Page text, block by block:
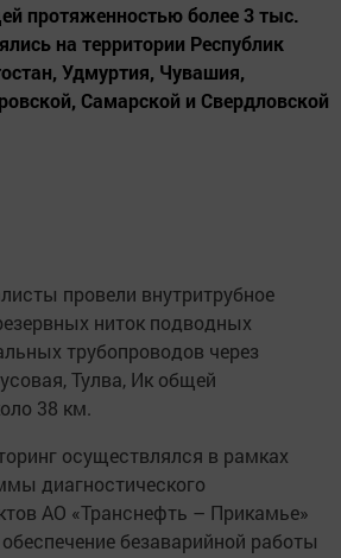
протяженностью более 3 тыс.
на территории Республик
Удмуртия, Чувашия,
Самарской и Свердловской
провели внутритрубное
ниток подводных
трубопроводов через
Тулва, Ик общей
38 км.
осуществлялся в рамках
диагностического
АО «Транснефть – Прикамье»
безаварийной работы